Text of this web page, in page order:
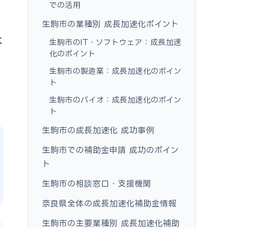
での活用
生駒市の業種別 成長加速化ポイント
生駒市のIT・ソフトウェア：成長加速
化のポイント
生駒市の製造業：成長加速化のポイン
ト
生駒市のバイオ：成長加速化のポイン
ト
生駒市の成長加速化 成功事例
生駒市での補助金申請 成功のポイン
ト
生駒市の相談窓口・支援機関
奈良県全体の成長加速化補助金情報
生駒市の主要業種別 成長加速化補助